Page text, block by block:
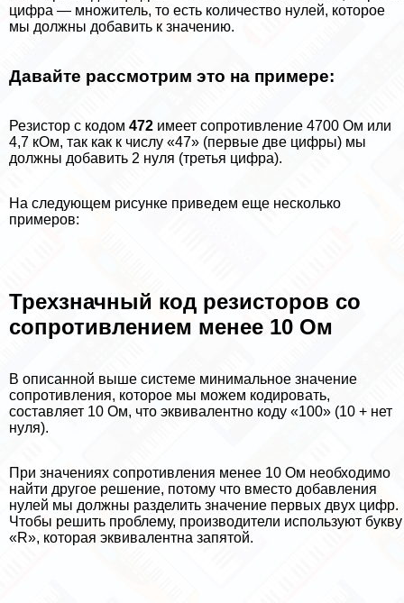
цифра — множитель, то есть количество нулей, которое
мы должны добавить к значению.
Давайте рассмотрим это на примере:
Резистор с кодом 472 имеет сопротивление 4700 Ом или
4,7 кОм, так как к числу «47» (первые две цифры) мы
должны добавить 2 нуля (третья цифра).
На следующем рисунке приведем еще несколько
примеров:
Трехзначный код резисторов со
сопротивлением менее 10 Ом
В описанной выше системе минимальное значение
сопротивления, которое мы можем кодировать,
составляет 10 Ом, что эквивалентно коду «100» (10 + нет
нуля).
При значениях сопротивления менее 10 Ом необходимо
найти другое решение, потому что вместо добавления
нулей мы должны разделить значение первых двух цифр.
Чтобы решить проблему, производители используют букву
«R», которая эквивалентна запятой.